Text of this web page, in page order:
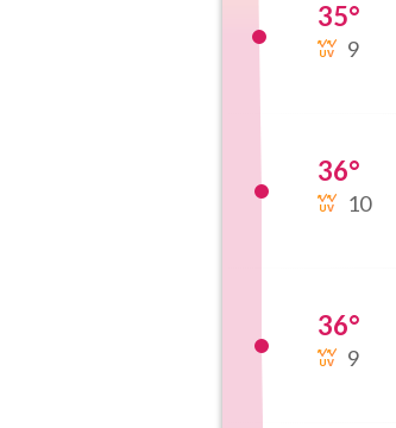
35°
9
36°
10
36°
9